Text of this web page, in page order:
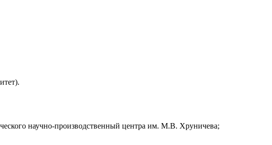
научно-производственный центра им. М.В. Хруничева;